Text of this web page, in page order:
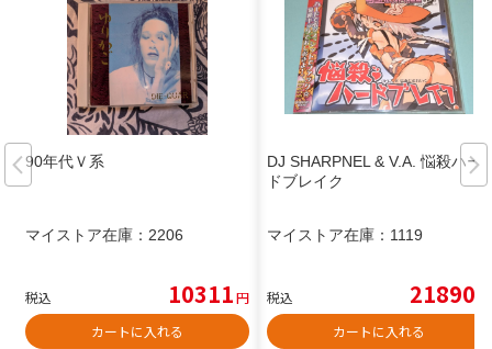
90年代Ｖ系
マイストア在庫： 2206
税込 10311円
カートに入れる
DJ SHARPNEL & V.A. 悩殺ハー
ドブレイク
マイストア在庫： 1119
税込 21890
カートに入れる